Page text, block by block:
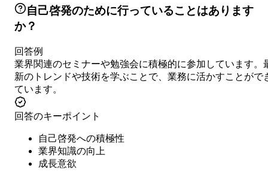
自己啓発のために行っていることはあります
か？
回答例
業界関連のセミナーや勉強会に積極的に参加しています。
新のトレンドや技術を学ぶことで、業務に活かすことがで
ています。
回答のキーポイント
自己啓発への積極性
業界知識の向上
成長意欲